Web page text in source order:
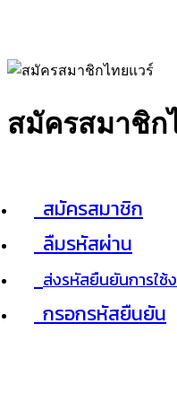
สมัครสมาชิก
สมัครสมาชิก
ลืมรหัสผ่าน
ส่งรหัสยืนยันการใช้
กรอกรหัสยืนยัน